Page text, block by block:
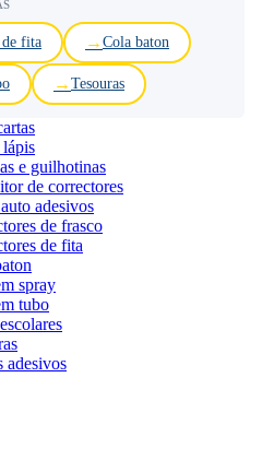
de fita Cola baton
Tesouras
e guilhotinas
de correctores
adesivos
de frasco
de fita
spray
tubo
adesivos